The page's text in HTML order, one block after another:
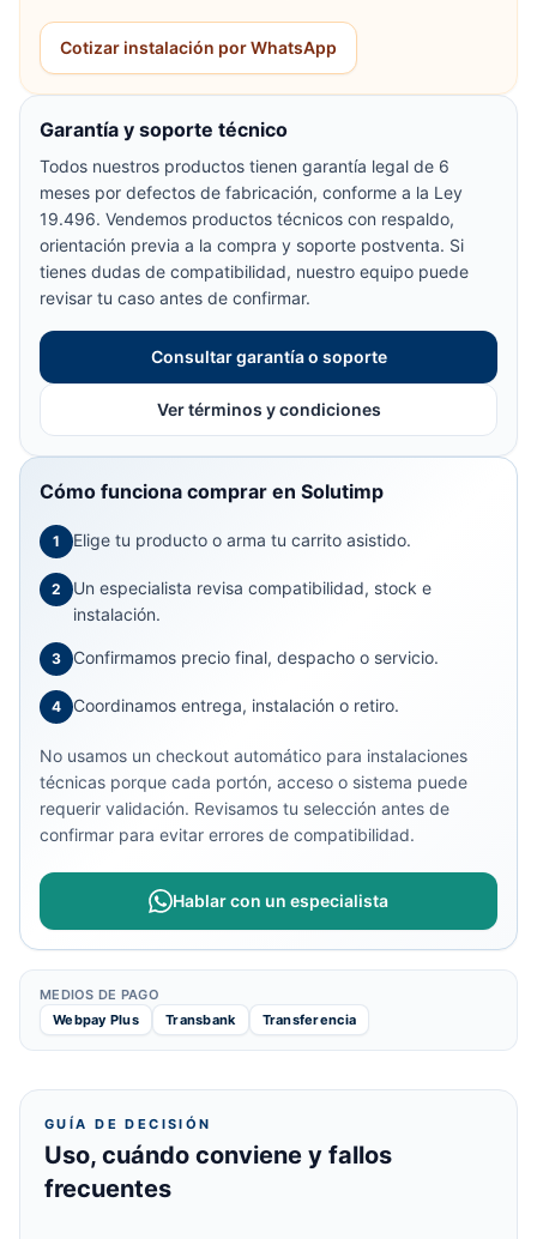
Cotizar instalación por WhatsApp
Garantía y soporte técnico
Todos nuestros productos tienen garantía legal de 6
meses por defectos de fabricación, conforme a la Ley
19.496. Vendemos productos técnicos con respaldo,
orientación previa a la compra y soporte postventa. Si
tienes dudas de compatibilidad, nuestro equipo puede
revisar tu caso antes de confirmar.
Consultar garantía o soporte
Ver términos y condiciones
Cómo funciona comprar en Solutimp
1 Elige tu producto o arma tu carrito asistido.
2
Un especialista revisa compatibilidad, stock e
instalación.
3 Confirmamos precio final, despacho o servicio.
4 Coordinamos entrega, instalación o retiro.
No usamos un checkout automático para instalaciones
técnicas porque cada portón, acceso o sistema puede
requerir validación. Revisamos tu selección antes de
confirmar para evitar errores de compatibilidad.
Hablar con un especialista
MEDIOS DE PAGO
Webpay Plus
Transbank Transferencia
GUÍA DE DECISIÓN
Uso, cuándo conviene y fallos
frecuentes